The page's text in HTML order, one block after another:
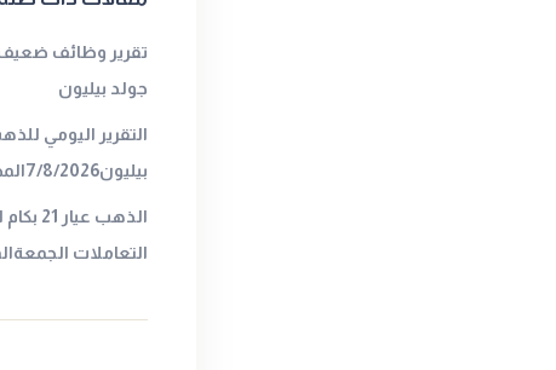
تقرير وظائف ضعيف
جولد بيليون
التقرير اليومي
بيليون7/8/2026المصدر : جولد بيليون
الذهب
التعاملات